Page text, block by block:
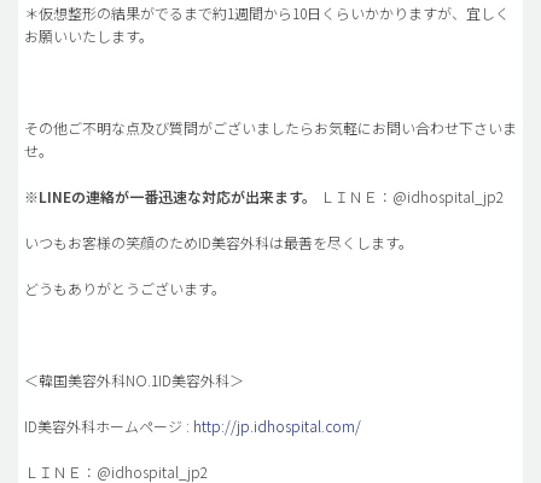
＊仮想整形の結果がでるまで約1週間から10日くらいかかりますが、宜しく
お願いいたします。
その他ご不明な点及び質問がございましたらお気軽にお問い合わせ下さいま
せ。
※LINEの連絡が一番迅速な対応が出来ます。 ＬＩＮＥ：@idhospital_jp2
いつもお客様の笑顔のためID美容外科は最善を尽くします。
どうもありがとうございます。
＜韓国美容外科NO.1ID美容外科＞
ID美容外科ホームページ : http://jp.idhospital.com/
ＬＩＮＥ：@idhospital_jp2